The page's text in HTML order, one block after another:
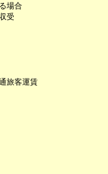
場合
受
旅客運賃